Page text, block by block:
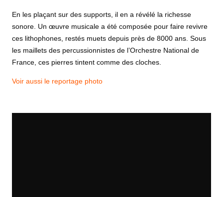
En les plaçant sur des supports, il en a révélé la richesse
sonore. Un œuvre musicale a été composée pour faire revivre
ces lithophones, restés muets depuis près de 8000 ans. Sous
les maillets des percussionnistes de l’Orchestre National de
France, ces pierres tintent comme des cloches.
Voir aussi le reportage photo